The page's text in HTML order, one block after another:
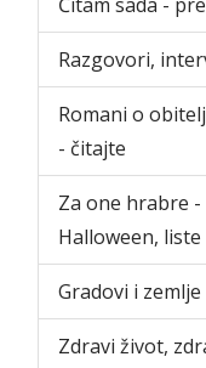
Razgovori,
Romani o
- čitajte
Za one hrabre
Halloween,
Gradovi i
Zdravi život,